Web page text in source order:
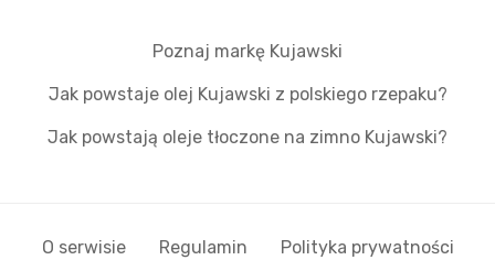
Poznaj markę Kujawski
Jak powstaje olej Kujawski z polskiego rzepaku?
Jak powstają oleje tłoczone na zimno Kujawski?
O serwisie Regulamin Polityka prywatności